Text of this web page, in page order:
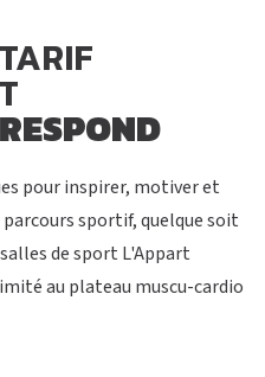
pour inspirer, motiver et
sportif, quelque soit
de sport L'Appart
au plateau muscu-cardio